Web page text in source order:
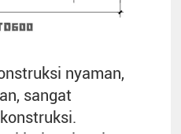
nyaman,
sangat